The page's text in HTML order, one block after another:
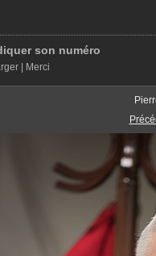
son numéro
| Merci